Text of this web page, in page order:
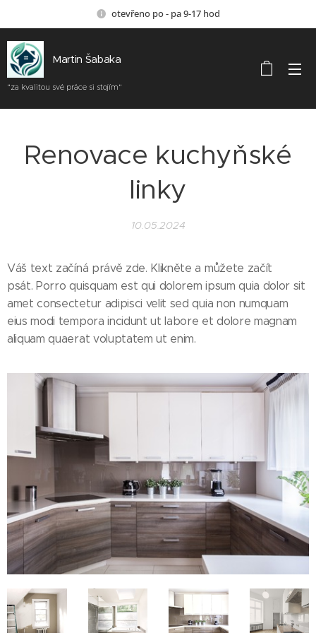
otevřeno po - pa 9-17 hod
Martin Šabaka
"za kvalitou své práce si stojím"
Renovace kuchyňské
linky
10.05.2024
Váš text začíná právě zde. Klikněte a můžete začít
psát. Porro quisquam est qui dolorem ipsum quia dolor sit
amet consectetur adipisci velit sed quia non numquam
eius modi tempora incidunt ut labore et dolore magnam
aliquam quaerat voluptatem ut enim.